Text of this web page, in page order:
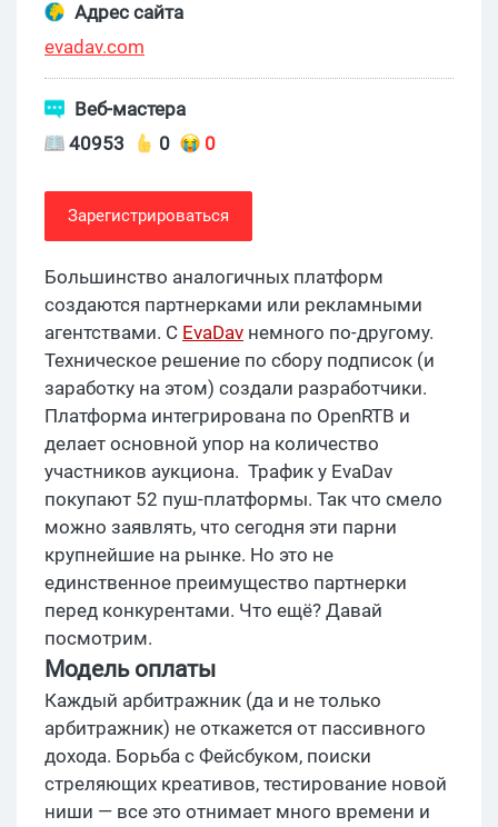
Адрес сайта
evadav.com
Веб-мастера
40953
0 0
Зарегистрироваться
Большинство аналогичных платформ
создаются партнерками или рекламными
агентствами. С EvaDav немного по-другому.
Техническое решение по сбору подписок (и
заработку на этом) создали разработчики.
Платформа интегрирована по OpenRTB и
делает основной упор на количество
участников аукциона. Трафик у EvaDav
покупают 52 пуш-платформы. Так что смело
можно заявлять, что сегодня эти парни
крупнейшие на рынке. Но это не
единственное преимущество партнерки
перед конкурентами. Что ещё? Давай
посмотрим.
Модель оплаты
Каждый арбитражник (да и не только
арбитражник) не откажется от пассивного
дохода. Борьба с Фейсбуком, поиски
стреляющих креативов, тестирование новой
ниши — все это отнимает много времени и